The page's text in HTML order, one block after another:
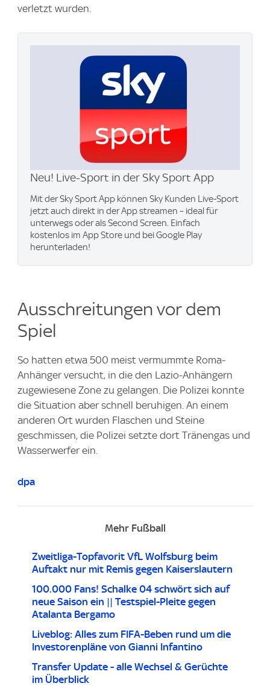
verletzt wurden.
Neu! Live-Sport in der Sky Sport App
Mit der Sky Sport App können Sky Kunden Live-Sport
jetzt auch direkt in der App streamen – ideal für
unterwegs oder als Second Screen. Einfach
kostenlos im App Store und bei Google Play
herunterladen!
Ausschreitungen vor dem
Spiel
So hatten etwa 500 meist vermummte Roma-
Anhänger versucht, in die den Lazio-Anhängern
zugewiesene Zone zu gelangen. Die Polizei konnte
die Situation aber schnell beruhigen. An einem
anderen Ort wurden Flaschen und Steine
geschmissen, die Polizei setzte dort Tränengas und
Wasserwerfer ein.
dpa
Mehr Fußball
Zweitliga-Topfavorit VfL Wolfsburg beim
Auftakt nur mit Remis gegen Kaiserslautern
100.000 Fans! Schalke 04 schwört sich auf
neue Saison ein || Testspiel-Pleite gegen
Atalanta Bergamo
Liveblog: Alles zum FIFA-Beben rund um die
Investorenpläne von Gianni Infantino
Transfer Update - alle Wechsel & Gerüchte
im Überblick